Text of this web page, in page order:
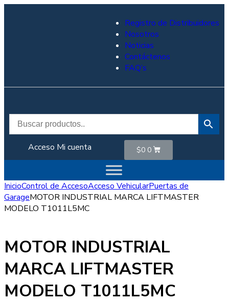
Registro de Distribuidores
Nosotros
Noticias
Contáctenos
FAQ’s
Acceso Mi cuenta $0 0
InicioControl de AccesoAcceso VehicularPuertas de
GarageMOTOR INDUSTRIAL MARCA LIFTMASTER
MODELO T1011L5MC
MOTOR INDUSTRIAL
MARCA LIFTMASTER
MODELO T1011L5MC